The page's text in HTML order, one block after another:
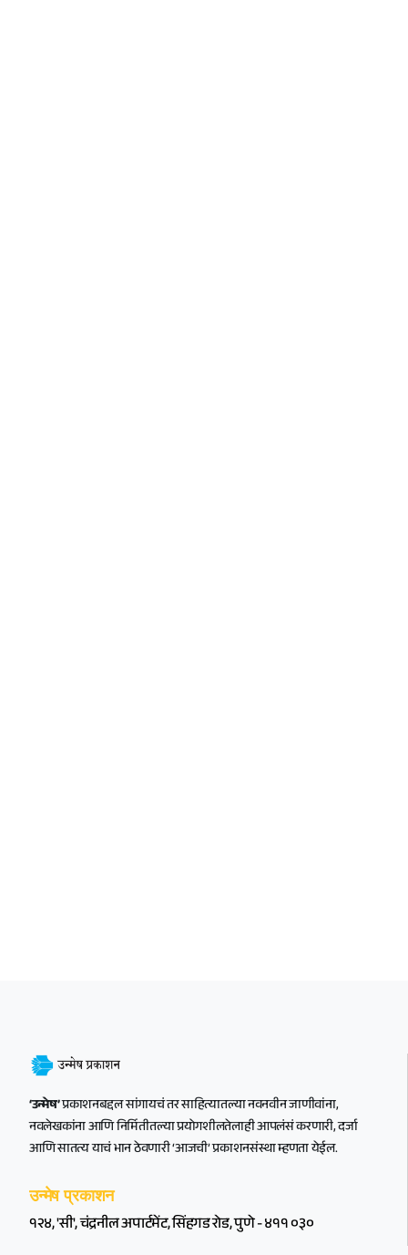
‘उन्मेष’प्रकाशनबद्दल सांगायचं तर साहित्यातल्या नवनवीन जाणीवांना,
नवलेखकांना आणि निर्मितीतल्या प्रयोगशीलतेलाही आपलंसं करणारी, दर्जा
आणि सातत्य याचं भान ठेवणारी ‘आजची’ प्रकाशनसंस्था म्हणता येईल.
उन्मेष प्रकाशन
१२४, 'सी', चंद्रनील अपार्टमेंट, सिंहगड रोड, पुणे - ४११ ०३०